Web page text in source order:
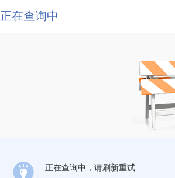
正在查询中
正在查询中，请刷新重试